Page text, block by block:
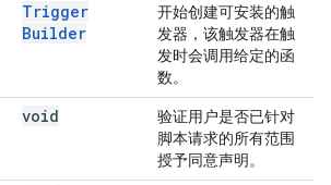
Trigger
Builder
开始创建可安装的触
发器，该触发器在触
发时会调用给定的函
数。
void
验证用户是否已针对
脚本请求的所有范围
授予同意声明。